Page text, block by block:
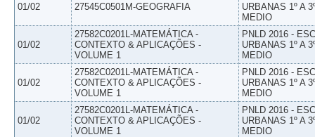
01/02 27545C0501M-GEOGRAFIA
URBANAS 1º A
MEDIO
01/02
27582C0201L-MATEMÁTICA -
CONTEXTO & APLICAÇÕES -
VOLUME 1
PNLD 2016 -
URBANAS 1º A
MEDIO
01/02
27582C0201L-MATEMÁTICA -
CONTEXTO & APLICAÇÕES -
VOLUME 1
PNLD 2016 -
URBANAS 1º A
MEDIO
01/02
27582C0201L-MATEMÁTICA -
CONTEXTO & APLICAÇÕES -
VOLUME 1
PNLD 2016 -
URBANAS 1º A
MEDIO